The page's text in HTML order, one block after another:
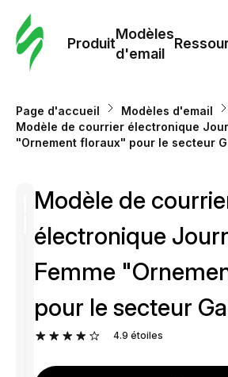
Produit
Modèles
d'email
Page d'accueil
Modèles d'email
Modèle de courrier électronique
"Ornement floraux" pour le secteur
Modèle de
électronique
Femme
pour le secteur
4.9 étoiles